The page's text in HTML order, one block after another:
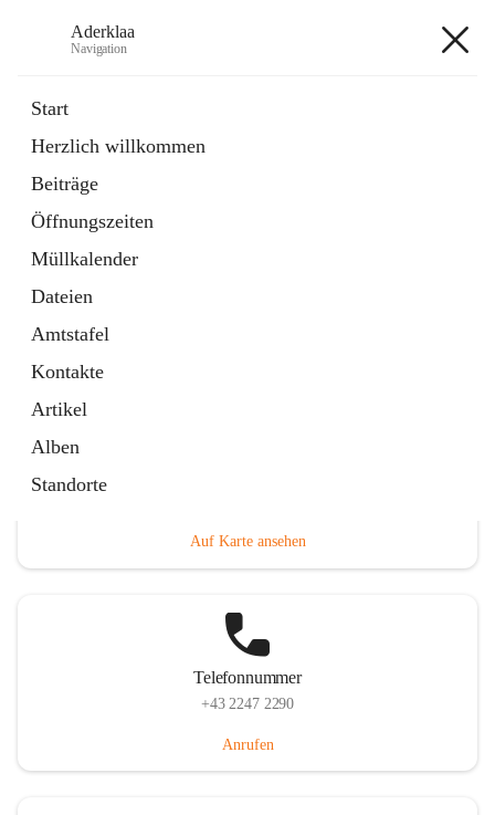
Aderklaa
Navigation
Start
Herzlich willkommen
Beiträge
Öffnungszeiten
Müllkalender
Dateien
Amtstafel
Kontakte
Artikel
Alben
Standorte
6 Schnellzugriffe
Gemeinde
3 Schnellzugriffe
Auf Karte ansehen
Telefonnummer
+43 2247 2290
Anrufen